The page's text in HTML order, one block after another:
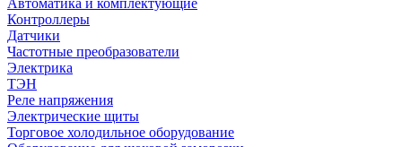
Автоматика и комплектующие
Контроллеры
Датчики
Частотные преобразователи
Электрика
ТЭН
Реле напряжения
Электрические щиты
Торговое холодильное оборудование